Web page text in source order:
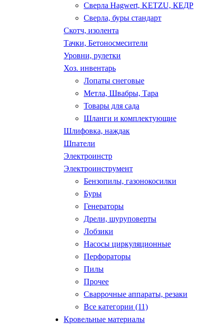
Сверла Hagwert, KETZU, КЕДР
Сверла, буры стандарт
Скотч, изолента
Тачки, Бетоносмесители
Уровни, рулетки
Хоз. инвентарь
Лопаты снеговые
Метла, Швабры, Тара
Товары для сада
Шланги и комплектующие
Шлифовка, наждак
Шпатели
Электроинстр
Электроинструмент
Бензопилы, газонокосилки
Буры
Генераторы
Дрели, шуруповерты
Лобзики
Насосы циркуляционные
Перфораторы
Пилы
Прочее
Сваррочные аппараты, резаки
Все категории (11)
Кровельные материалы